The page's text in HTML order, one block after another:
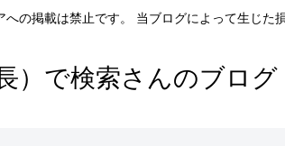
の掲載は禁止です。 当ブログによって生じた
）で検索さんのブログ